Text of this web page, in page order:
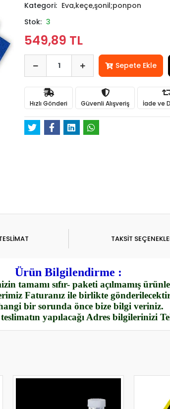
Kategori: Eva,keçe,şonil;ponpon
Stok: 3
549,89 TL
Sepete Ekle
Hızlı Gönderi Güvenli Alışveriş İade ve
TAKSİT
Ürün Bilgilendirme :
tamamı sıfır- paketi açılmamış
Faturanız ile birlikte
bir sorunda önce bize bilgi veriniz.
teslimatın yapılacağı Adres bilgilerinizi